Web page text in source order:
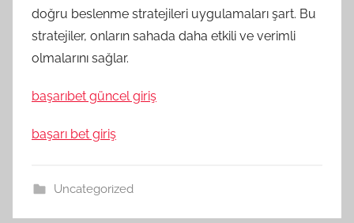
doğru beslenme stratejileri uygulamaları şart. Bu
stratejiler, onların sahada daha etkili ve verimli
olmalarını sağlar.
başarıbet güncel giriş
başarı bet giriş
Uncategorized